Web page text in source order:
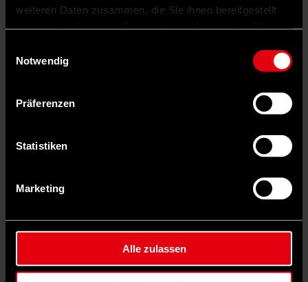
weiteren Daten zusammen, die Sie ihnen bereitgestellt
Notwendig
Präferenzen
Statistiken
Marketing
Alle zulassen